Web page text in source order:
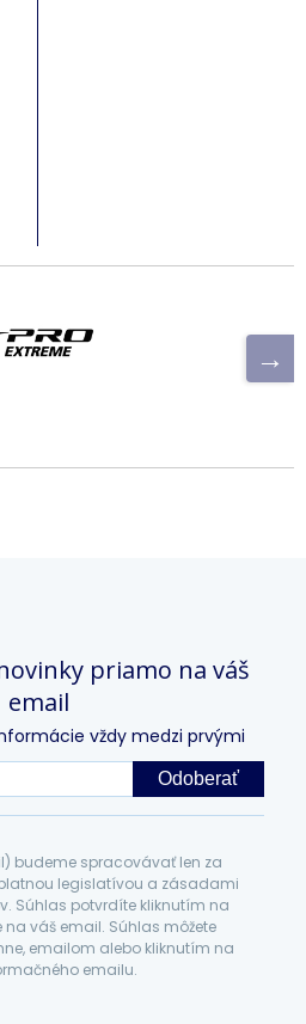
priamo na váš
email
vždy medzi prvými
Odoberať
budeme spracovávať len za
legislatívou a zásadami
Súhlas potvrdíte kliknutím na
váš email. Súhlas môžete
emailom alebo kliknutím na
emailu.